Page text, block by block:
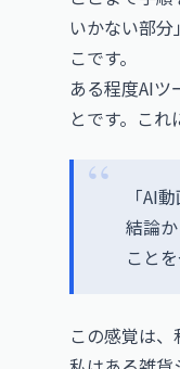
いかない部
こです。
ある程度AI
とです。こ
「AI
結論
こと
この感覚は